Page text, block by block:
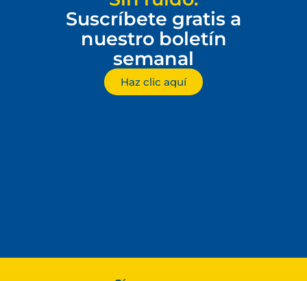
Suscríbete gratis a
nuestro boletín
semanal
Haz clic aquí